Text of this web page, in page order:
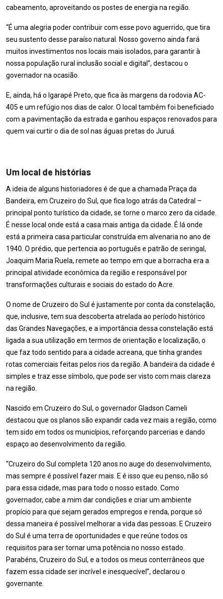
cabeamento, aproveitando os postes de energia na região.
“É uma alegria poder contribuir com esse povo aguerrido, que tira
seu sustento desse paraíso natural. Nosso governo ainda fará
muitos investimentos nos locais mais isolados, para garantir à
nossa população rural inclusão social e digital”, destacou o
governador na ocasião.
E, ainda, há o Igarapé Preto, que fica às margens da rodovia AC-
405 e um refúgio nos dias de calor. O local também foi beneficiado
com a pavimentação da estrada e ganhou espaços renovados para
quem vai curtir o dia de sol nas águas pretas do Juruá.
Um local de histórias
A ideia de alguns historiadores é de que a chamada Praça da
Bandeira, em Cruzeiro do Sul, que fica logo atrás da Catedral –
principal ponto turístico da cidade, se torne o marco zero da cidade.
É nesse local onde está a casa mais antiga da cidade. É lá onde
está a primeira casa particular construída em alvenaria no ano de
1940. O prédio, que pertencia ao português e patrão de seringal,
Joaquim Maria Ruela, remete ao tempo em que a borracha era a
principal atividade econômica da região e responsável por
transformações culturais e sociais do estado do Acre.
O nome de Cruzeiro do Sul é justamente por conta da constelação,
que, inclusive, tem sua descoberta atrelada ao período histórico
das Grandes Navegações, e a importância dessa constelação está
ligada a sua utilização em termos de orientação e localização, o
que faz todo sentido para a cidade acreana, que tinha grandes
rotas comerciais feitas pelos rios da região. A bandeira da cidade é
simples e traz esse símbolo, que pode ser visto com mais clareza
na região.
Nascido em Cruzeiro do Sul, o governador Gladson Cameli
destacou que os planos são expandir cada vez mais a região, como
tem sido em todos os municípios, reforçando parcerias e dando
espaço ao desenvolvimento da região.
“Cruzeiro do Sul completa 120 anos no auge do desenvolvimento,
mas sempre é possível fazer mais. E é isso que eu penso, não só
para essa cidade, mas para todo o nosso estado. Como
governador, cabe a mim dar condições e criar um ambiente
propício para que sejam gerados empregos e renda, porque só
dessa maneira é possível melhorar a vida das pessoas. E Cruzeiro
do Sul é uma terra de oportunidades e que reúne todos os
requisitos para ser tornar uma potência no nosso estado.
Parabéns, Cruzeiro do Sul, e a todos os meus conterrâneos que
fazem essa cidade ser incrível e inesquecível”, declarou o
governante.